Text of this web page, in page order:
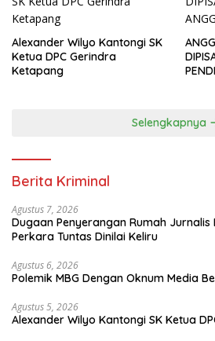
Alexander Wilyo Kantongi SK
Ketua DPC Gerindra
Ketapang
Selengkapnya
Berita Kriminal
Agustus 7, 2026
Dugaan Penyerangan Rumah Jurnalis
Perkara Tuntas Dinilai Keliru
Agustus 6, 2026
Polemik MBG Dengan Oknum Media
Agustus 5, 2026
Alexander Wilyo Kantongi SK Ketua